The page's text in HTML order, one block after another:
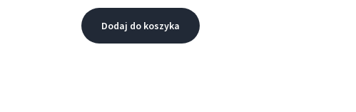
Dodaj do koszyka